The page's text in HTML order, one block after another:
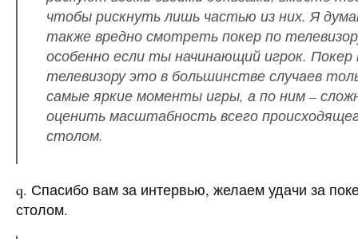
чтобы рискнуть лишь частью из них. Я
также вредно смотреть покер по
особенно если ты начинающий игрок. Покер
телевизору это в большинстве случаев
самые яркие моменты игры, а по ним –
оценить масштабность всего
столом.
q. Спасибо вам за интервью, желаем удачи за
столом.